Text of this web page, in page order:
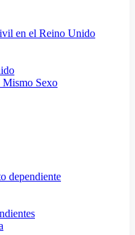
en el Reino Unido
Mismo Sexo
dependiente